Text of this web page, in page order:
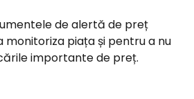
de alertă de preț
piața și pentru a nu
importante de preț.